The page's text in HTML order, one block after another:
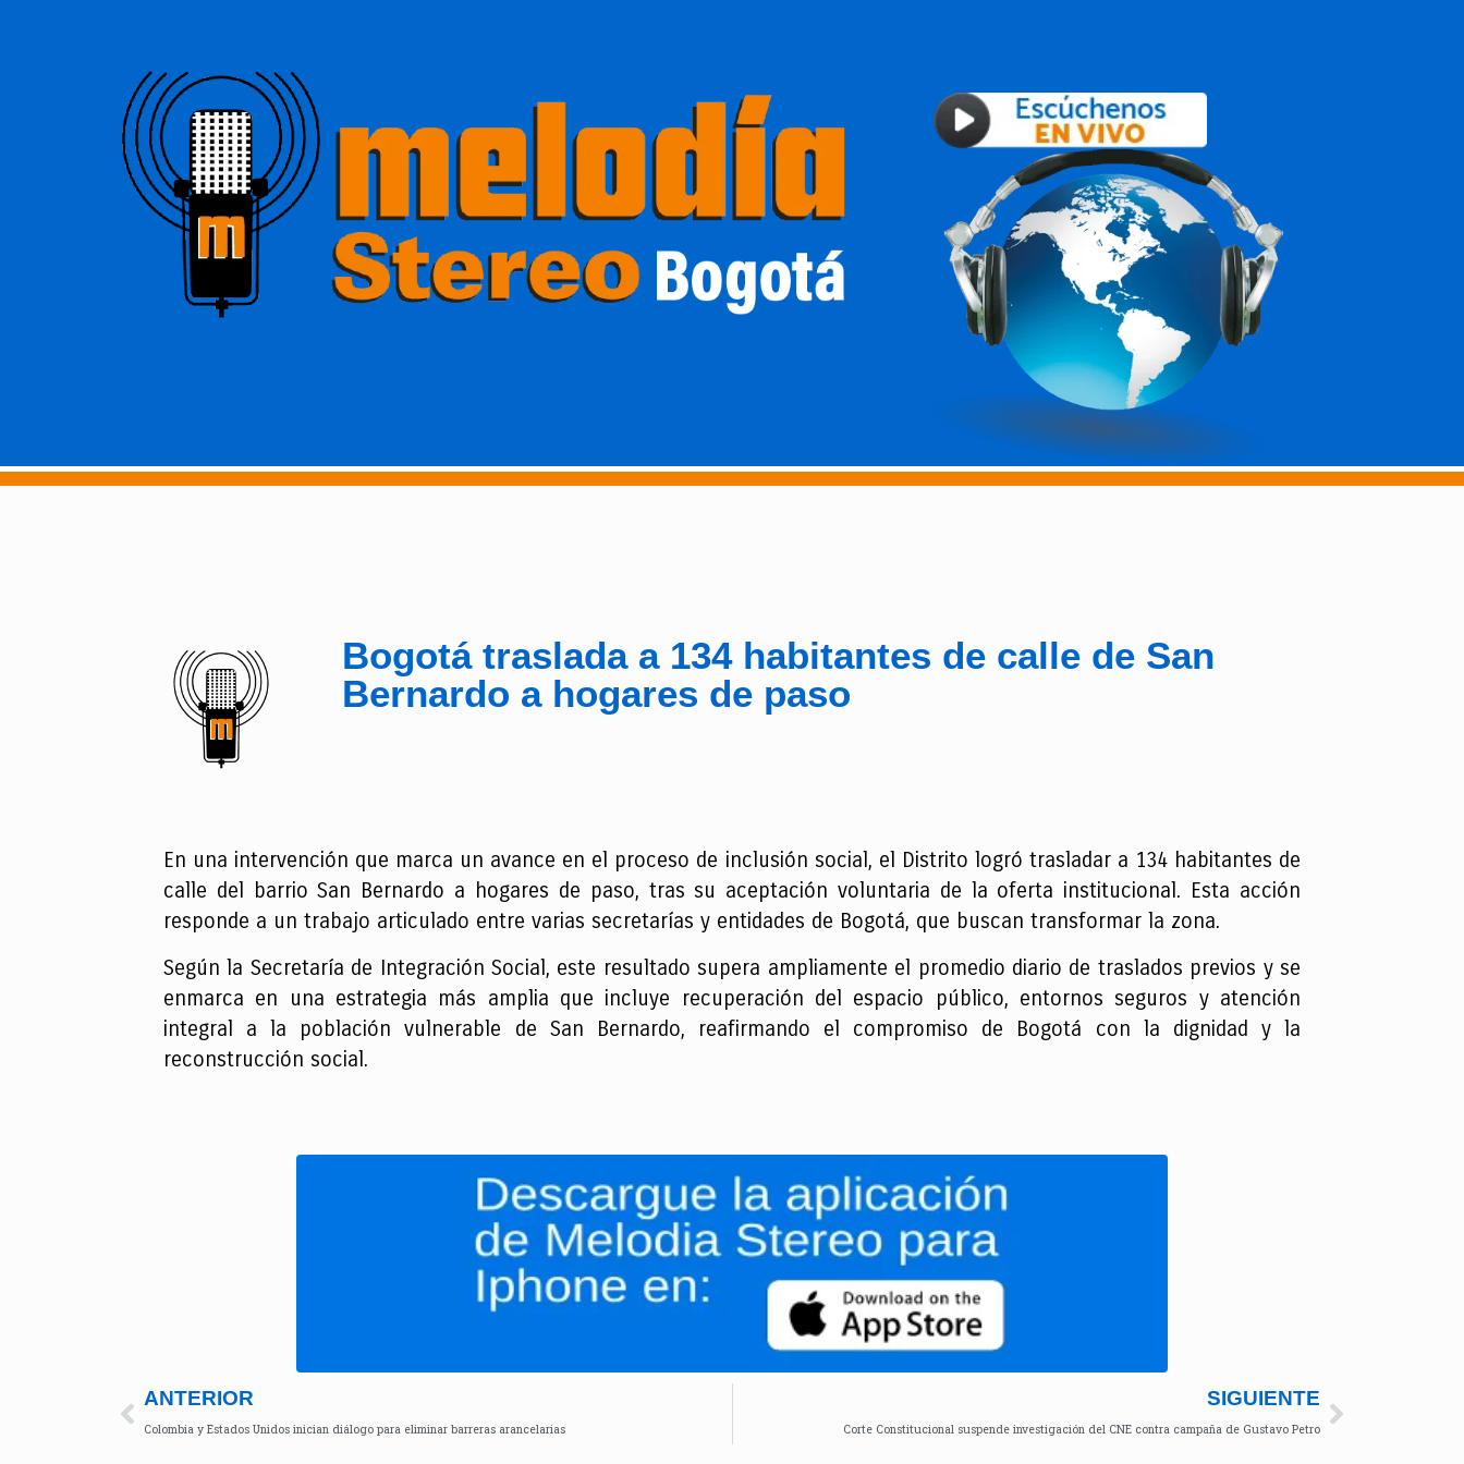
Bogotá traslada a 134 habitantes de calle de San
Bernardo a hogares de paso
En una intervención que marca un avance en el proceso de inclusión social, el Distrito logró trasladar a 134 habitantes de
calle del barrio San Bernardo a hogares de paso, tras su aceptación voluntaria de la oferta institucional. Esta acción
responde a un trabajo articulado entre varias secretarías y entidades de Bogotá, que buscan transformar la zona.
Según la Secretaría de Integración Social, este resultado supera ampliamente el promedio diario de traslados previos y se
enmarca en una estrategia más amplia que incluye recuperación del espacio público, entornos seguros y atención
integral a la población vulnerable de San Bernardo, reafirmando el compromiso de Bogotá con la dignidad y la
reconstrucción social.
ANTERIOR
Colombia y Estados Unidos inician diálogo para eliminar barreras arancelarias
SIGUIENTE
Corte Constitucional suspende investigación del CNE contra campaña de Gustavo Petro